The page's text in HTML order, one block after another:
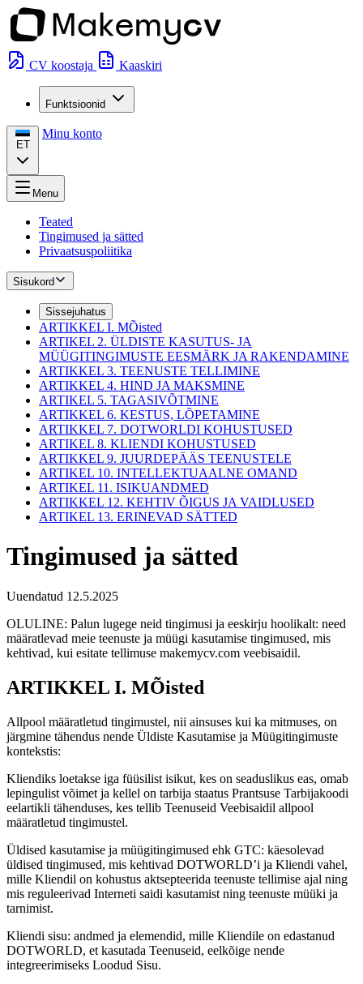
CV koostaja Kaaskiri
Funktsioonid
ET
Minu konto
Menu
Teated
Tingimused ja sätted
Privaatsuspoliitika
Sisukord
Sissejuhatus
ARTIKKEL I. MÕisted
ARTIKEL 2. ÜLDISTE KASUTUS- JA
MÜÜGITINGIMUSTE EESMÄRK JA RAKENDAMINE
ARTIKKEL 3. TEENUSTE TELLIMINE
ARTIKKEL 4. HIND JA MAKSMINE
ARTIKEL 5. TAGASIVÕTMINE
ARTIKKEL 6. KESTUS, LÕPETAMINE
ARTIKKEL 7. DOTWORLDI KOHUSTUSED
ARTIKEL 8. KLIENDI KOHUSTUSED
ARTIKKEL 9. JUURDEPÄÄS TEENUSTELE
ARTIKEL 10. INTELLEKTUAALNE OMAND
ARTIKEL 11. ISIKUANDMED
ARTIKKEL 12. KEHTIV ÕIGUS JA VAIDLUSED
ARTIKEL 13. ERINEVAD SÄTTED
Tingimused ja sätted
Uuendatud 12.5.2025
OLULINE: Palun lugege neid tingimusi ja eeskirju hoolikalt: need
määratlevad meie teenuste ja müügi kasutamise tingimused, mis
kehtivad, kui esitate tellimuse makemycv.com veebisaidil.
ARTIKKEL I. MÕisted
Allpool määratletud tingimustel, nii ainsuses kui ka mitmuses, on
järgmine tähendus nende Üldiste Kasutamise ja Müügitingimuste
kontekstis:
Kliendiks loetakse iga füüsilist isikut, kes on seaduslikus eas, omab
lepingulist võimet ja kellel on tarbija staatus Prantsuse Tarbijakoodi
eelartikli tähenduses, kes tellib Teenuseid Veebisaidil allpool
määratletud tingimustel.
Üldised kasutamise ja müügitingimused ehk GTC: käesolevad
üldised tingimused, mis kehtivad DOTWORLD’i ja Kliendi vahel,
mille Kliendil on kohustus aktsepteerida teenuste tellimise ajal ning
mis reguleerivad Interneti saidi kasutamist ning teenuste müüki ja
tarnimist.
Kliendi sisu: andmed ja elemendid, mille Kliendile on edastanud
DOTWORLD, et kasutada Teenuseid, eelkõige nende
integreerimiseks Loodud Sisu.